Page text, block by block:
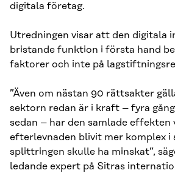
digitala företag.
Utredningen visar att den digitala
bristande funktion i första hand
faktorer och inte på
”Även om nästan 90 rättsakter
sektorn redan är i kraft – fyra
sedan – har den samlade
efterlevnaden blivit mer komplex
splittringen skulle ha minskat”,
ledande expert på Sitras